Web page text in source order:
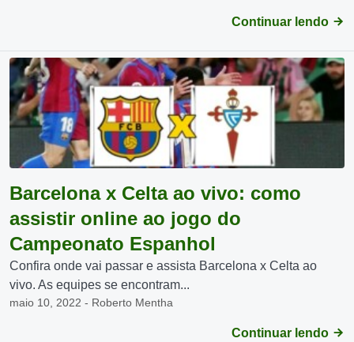
Continuar lendo
Barcelona x Celta ao vivo: como
assistir online ao jogo do
Campeonato Espanhol
Confira onde vai passar e assista Barcelona x Celta ao
vivo. As equipes se encontram...
maio 10, 2022 - Roberto Mentha
Continuar lendo